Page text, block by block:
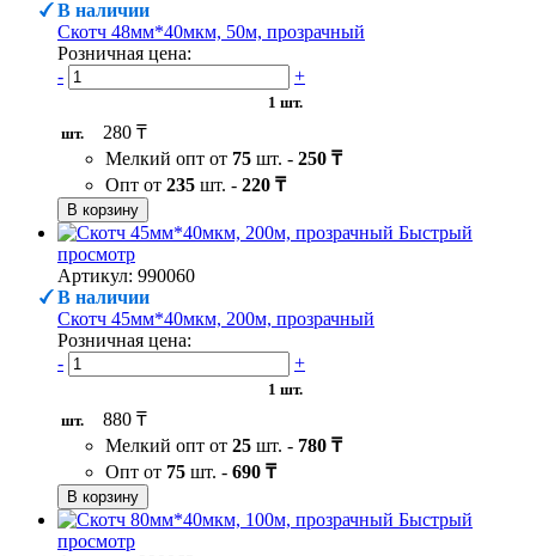
В наличии
Скотч 48мм*40мкм, 50м, прозрачный
Розничная цена:
-
+
1 шт.
шт.
280 ₸
Мелкий опт от 75 шт. - 250 ₸
Опт от 235 шт. - 220 ₸
В корзину
Быстрый
просмотр
Артикул: 990060
В наличии
Скотч 45мм*40мкм, 200м, прозрачный
Розничная цена:
-
+
1 шт.
шт.
880 ₸
Мелкий опт от 25 шт. - 780 ₸
Опт от 75 шт. - 690 ₸
В корзину
Быстрый
просмотр